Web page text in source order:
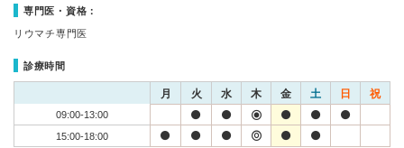
専門医・資格：
リウマチ専門医
診療時間
月 火 水 木 金 土 日 祝
09:00-13:00
15:00-18:00